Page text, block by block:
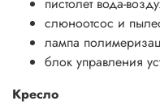
пистолет вода-
слюноотсос и
лампа
блок управления
Кресло